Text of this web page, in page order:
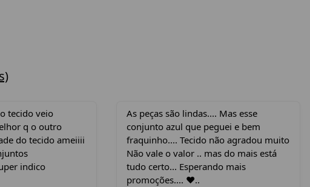
tecido veio
q o outro
do tecido ameiiii
indico
As peças são lindas.... Mas esse
conjunto azul que peguei e bem
fraquinho.... Tecido não agradou muito
Não vale o valor .. mas do mais está
tudo certo... Esperando mais
promoções.... ❤️..